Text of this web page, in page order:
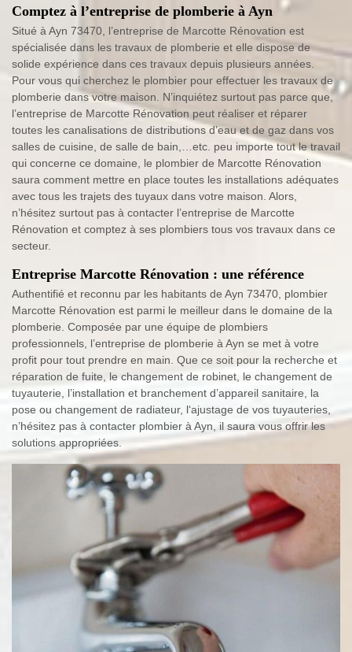
Comptez à l’entreprise de plomberie à Ayn
Situé à Ayn 73470, l’entreprise de Marcotte Rénovation est
spécialisée dans les travaux de plomberie et elle dispose de
solide expérience dans ces travaux depuis plusieurs années.
Pour vous qui cherchez le plombier pour effectuer les travaux de
plomberie dans votre maison. N’inquiétez surtout pas parce que,
l’entreprise de Marcotte Rénovation peut réaliser et réparer
toutes les canalisations de distributions d’eau et de gaz dans vos
salles de cuisine, de salle de bain,…etc. peu importe tout le travail
qui concerne ce domaine, le plombier de Marcotte Rénovation
saura comment mettre en place toutes les installations adéquates
avec tous les trajets des tuyaux dans votre maison. Alors,
n’hésitez surtout pas à contacter l’entreprise de Marcotte
Rénovation et comptez à ses plombiers tous vos travaux dans ce
secteur.
Entreprise Marcotte Rénovation : une référence
Authentifié et reconnu par les habitants de Ayn 73470, plombier
Marcotte Rénovation est parmi le meilleur dans le domaine de la
plomberie. Composée par une équipe de plombiers
professionnels, l’entreprise de plomberie à Ayn se met à votre
profit pour tout prendre en main. Que ce soit pour la recherche et
réparation de fuite, le changement de robinet, le changement de
tuyauterie, l’installation et branchement d’appareil sanitaire, la
pose ou changement de radiateur, l‘ajustage de vos tuyauteries,
n’hésitez pas à contacter plombier à Ayn, il saura vous offrir les
solutions appropriées.